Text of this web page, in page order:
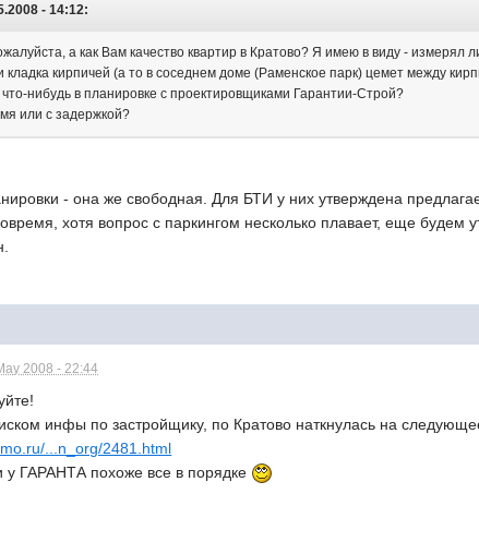
- 14:12:
а как Вам качество квартир в Кратово? Я имею в виду - измерял
кладка кирпичей (а то в соседнем доме (Раменское парк) цемет между
нибудь в планировке с проектировщиками Гарантии-Строй?
или с задержкой?
- она же свободная. Для БТИ у них утверждена
хотя вопрос с паркингом несколько плавает, еще будем
2008 - 22:44
инфы по застройщику, по Кратово наткнулась на
...n_org/2481.html
у ГАРАНТА похоже все в порядке